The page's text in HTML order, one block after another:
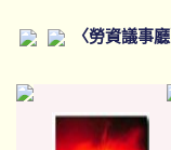
〈勞資議事